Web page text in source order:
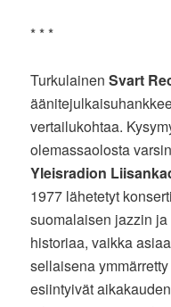
* * *
TurkulainenSvart
vertailukohtaa.
olemassaolosta
Yleisradion
1977 lähetetyt
suomalaisen jazzin
historiaa, vaikka
sellaisena
esiintyivät